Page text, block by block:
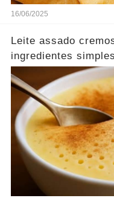
16/06/2025
Leite assado
ingredientes